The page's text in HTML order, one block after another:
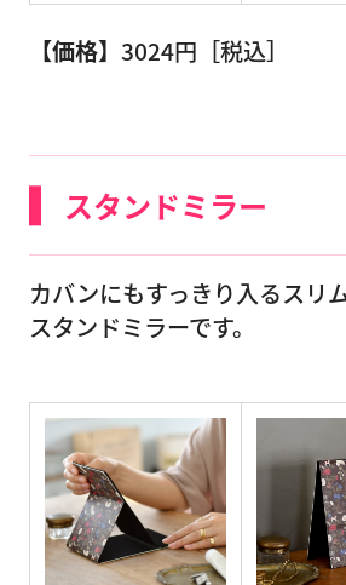
【価格】 3024円［税込］
スタンドミラー
カバンにもすっきり入るスリ
スタンドミラーです。